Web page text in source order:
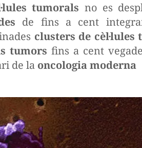
tumorals no es
de fins a cent
clusters de
tumors fins a cent
de la oncologia moderna